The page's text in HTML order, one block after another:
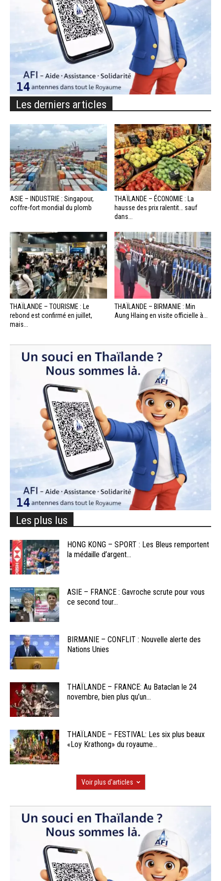
Les derniers articles
ASIE – INDUSTRIE : Singapour,
coffre-fort mondial du plomb
THAÏLANDE – ÉCONOMIE : La
hausse des prix ralentit… sauf
dans...
THAÏLANDE – TOURISME : Le
rebond est confirmé en juillet,
mais...
THAÏLANDE – BIRMANIE : Min
Aung Hlaing en visite officielle à...
Les plus lus
HONG KONG – SPORT : Les Bleus remportent
la médaille d’argent...
ASIE – FRANCE : Gavroche scrute pour vous
ce second tour...
BIRMANIE – CONFLIT : Nouvelle alerte des
Nations Unies
THAÏLANDE – FRANCE: Au Bataclan le 24
novembre, bien plus qu’un...
THAÏLANDE – FESTIVAL: Les six plus beaux
«Loy Krathong» du royaume...
Voir plus d'articles